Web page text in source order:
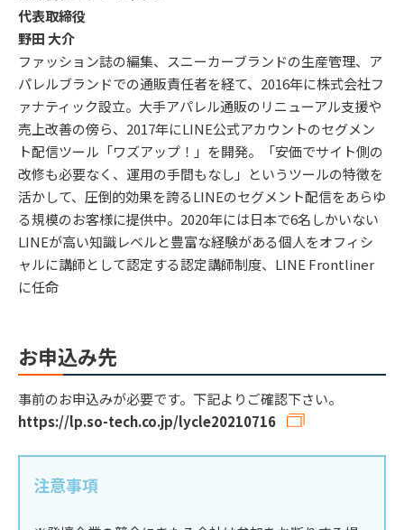
代表取締役
野田 大介
ファッション誌の編集、スニーカーブランドの生産管理、ア
パレルブランドでの通販責任者を経て、2016年に株式会社フ
ァナティック設立。大手アパレル通販のリニューアル支援や
売上改善の傍ら、2017年にLINE公式アカウントのセグメン
ト配信ツール「ワズアップ！」を開発。「安価でサイト側の
改修も必要なく、運用の手間もなし」というツールの特徴を
活かして、圧倒的効果を誇るLINEのセグメント配信をあらゆ
る規模のお客様に提供中。2020年には日本で6名しかいない
LINEが高い知識レベルと豊富な経験がある個人をオフィシ
ャルに講師として認定する認定講師制度、LINE Frontliner
に任命
お申込み先
事前のお申込みが必要です。下記よりご確認下さい。
https://lp.so-tech.co.jp/lycle20210716
注意事項